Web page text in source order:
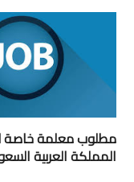
مطلوب معلمة خاصة
المملكة العربية